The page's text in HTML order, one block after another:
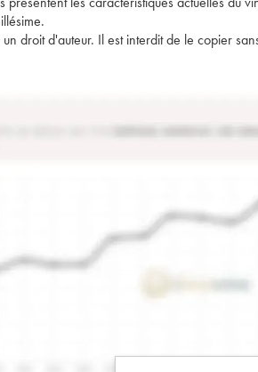
droit d'auteur. Il est interdit de le copier